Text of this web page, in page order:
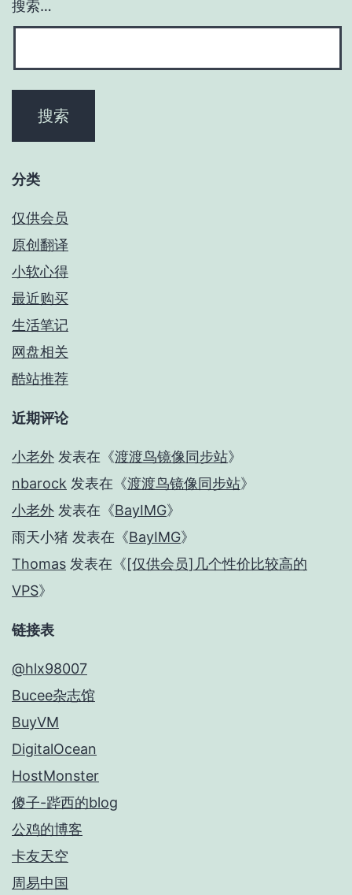
搜索…
分类
仅供会员
原创翻译
小软心得
最近购买
生活笔记
网盘相关
酷站推荐
近期评论
小老外 发表在《渡渡鸟镜像同步站》
nbarock 发表在《渡渡鸟镜像同步站》
小老外 发表在《BayIMG》
雨天小猪 发表在《BayIMG》
Thomas 发表在《[仅供会员]几个性价比较高的
VPS》
链接表
@hlx98007
Bucee杂志馆
BuyVM
DigitalOcean
HostMonster
傻子-跸西的blog
公鸡的博客
卡友天空
周易中国